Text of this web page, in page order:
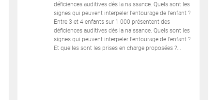
déficiences auditives dès la naissance. Quels sont les
signes qui peuvent interpeler l’entourage de l’enfant ?
Entre 3 et 4 enfants sur 1 000 présentent des
déficiences auditives dès la naissance. Quels sont les
signes qui peuvent interpeler l’entourage de l’enfant ?
Et quelles sont les prises en charge proposées ?...